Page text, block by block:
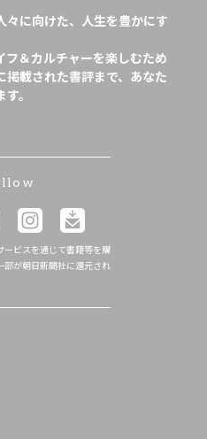
に向けた、人生を豊かにす
＆カルチャーを楽しむため
載された書評まで、あなた
。
ービスを通じて書籍等を購
部が朝日新聞社に還元され